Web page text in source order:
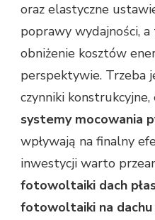
oraz elastyczne
poprawy wydajności, a
obniżenie kosztów
perspektywie. Trzeba
czynniki
systemy mocowania
wpływają na finalny
inwestycji warto
fotowoltaiki dach
fotowoltaiki na dachu